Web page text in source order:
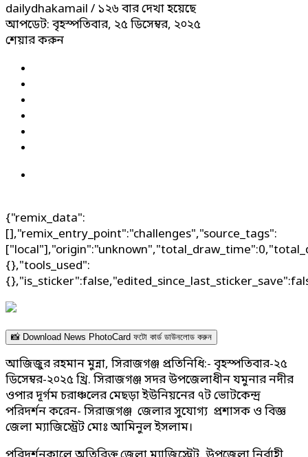
dailydhakamail / ১২৬ বার দেখা হয়েছে
আপডেট: বৃহস্পতিবার, ২৫ ডিসেম্বর, ২০২৫
শেয়ার করুন
{"remix_data":
[],"remix_entry_point":"challenges","source_tags":
{},"tools_used":
📸 Download News PhotoCard ফটো কার্ড ডাউনলোড করুন
আজিজুর রহমান মুন্না, সিরাজগঞ্জ প্রতিনিধি:- বৃহস্পতিবার-২৫
ডিসেম্বর-২০২৫ খ্রি. সিরাজগঞ্জ সদর উপজেলাধীন যমুনার নদীর
ওপার দূর্গম চরাঞ্চলের মেছড়া ইউনিয়নের ৭ট ভোটকেন্দ্র
পরিদর্শন করেন- সিরাজগঞ্জ জেলার সুযোগ্য প্রশাসক ও বিজ্ঞ
জেলা ম্যাজিস্ট্রেট মোঃ আমিনুল ইসলাম।